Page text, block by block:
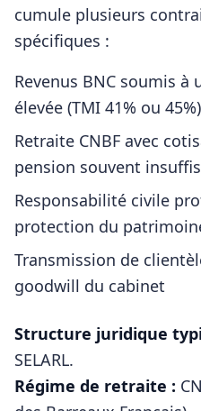
cumule plusieurs
spécifiques :
Revenus BNC soumis
élevée (TMI 41% ou 45%)
Retraite CNBF avec
pension souvent
Responsabilité civile
protection du
Transmission de
goodwill du cabinet
Structure juridique
SELARL.
Régime de retraite :